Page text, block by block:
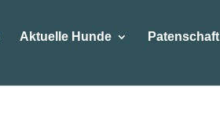
Aktuelle Hunde Patenschaft